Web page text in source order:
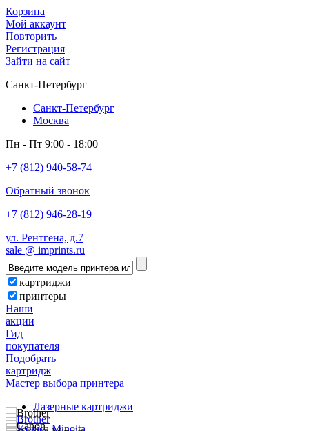
Корзина
Мой аккаунт
Повторить
Регистрация
Зайти на сайт
Санкт-Петербург
Санкт-Петербург
Москва
Пн - Пт 9:00 - 18:00
+7 (812) 940-58-74
Обратный звонок
+7 (812) 946-28-19
ул. Рентгена, д.7
sale @ imprints.ru
картриджи
принтеры
Наши
акции
Гид
покупателя
Подобрать
картридж
Мастер выбора принтера
Лазерные картриджи